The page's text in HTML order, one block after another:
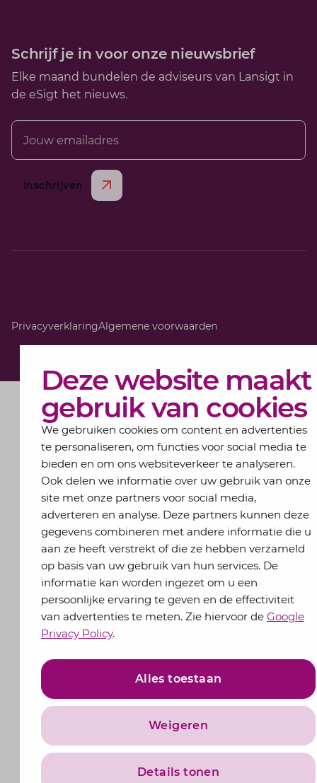
Deze website maakt
gebruik van cookies
We gebruiken cookies om content en advertenties
te personaliseren, om functies voor social media te
bieden en om ons websiteverkeer te analyseren.
Ook delen we informatie over uw gebruik van onze
site met onze partners voor social media,
adverteren en analyse. Deze partners kunnen deze
gegevens combineren met andere informatie die u
aan ze heeft verstrekt of die ze hebben verzameld
op basis van uw gebruik van hun services. De
informatie kan worden ingezet om u een
persoonlijke ervaring te geven en de effectiviteit
van advertenties te meten. Zie hiervoor de Google
Privacy Policy.
Alles toestaan
Weigeren
Details tonen
Schrijf je in voor onze nieuwsbrief
Elke maand bundelen de adviseurs van Lansigt in
de eSigt het nieuws.
Jouw emailadres
Inschrijven
PrivacyverklaringAlgemene voorwaarden